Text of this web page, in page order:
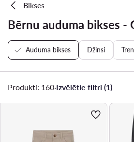
Bikses
Bērnu auduma bikses -
Auduma bikses Džinsi
Produkti: 160·Izvēlētie filtri (1)